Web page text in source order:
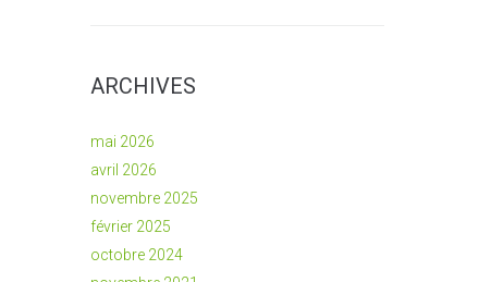
ARCHIVES
mai 2026
avril 2026
novembre 2025
février 2025
octobre 2024